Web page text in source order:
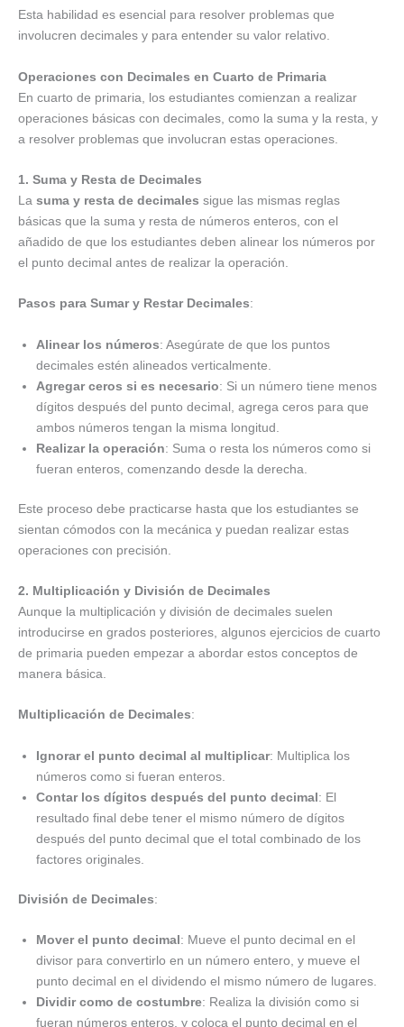
Esta habilidad es esencial para resolver problemas que
involucren decimales y para entender su valor relativo.
Operaciones con Decimales en Cuarto de Primaria
En cuarto de primaria, los estudiantes comienzan a realizar
operaciones básicas con decimales, como la suma y la resta, y
a resolver problemas que involucran estas operaciones.
1. Suma y Resta de Decimales
La suma y resta de decimales sigue las mismas reglas
básicas que la suma y resta de números enteros, con el
añadido de que los estudiantes deben alinear los números por
el punto decimal antes de realizar la operación.
Pasos para Sumar y Restar Decimales:
Alinear los números: Asegúrate de que los puntos
decimales estén alineados verticalmente.
Agregar ceros si es necesario: Si un número tiene menos
dígitos después del punto decimal, agrega ceros para que
ambos números tengan la misma longitud.
Realizar la operación: Suma o resta los números como si
fueran enteros, comenzando desde la derecha.
Este proceso debe practicarse hasta que los estudiantes se
sientan cómodos con la mecánica y puedan realizar estas
operaciones con precisión.
2. Multiplicación y División de Decimales
Aunque la multiplicación y división de decimales suelen
introducirse en grados posteriores, algunos ejercicios de cuarto
de primaria pueden empezar a abordar estos conceptos de
manera básica.
Multiplicación de Decimales:
Ignorar el punto decimal al multiplicar: Multiplica los
números como si fueran enteros.
Contar los dígitos después del punto decimal: El
resultado final debe tener el mismo número de dígitos
después del punto decimal que el total combinado de los
factores originales.
División de Decimales:
Mover el punto decimal: Mueve el punto decimal en el
divisor para convertirlo en un número entero, y mueve el
punto decimal en el dividendo el mismo número de lugares.
Dividir como de costumbre: Realiza la división como si
fueran números enteros, y coloca el punto decimal en el